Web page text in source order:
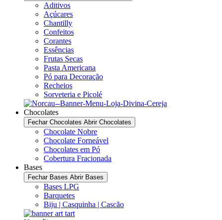
Aditivos
Açúcares
Chantilly
Confeitos
Corantes
Essências
Frutas Secas
Pasta Americana
Pó para Decoração
Recheios
Sorveteria e Picolé
Chocolates
Fechar Chocolates Abrir Chocolates
Chocolate Nobre
Chocolate Forneável
Chocolates em Pó
Cobertura Fracionada
Bases
Fechar Bases Abrir Bases
Bases LPG
Barquetes
Biju | Casquinha | Cascão